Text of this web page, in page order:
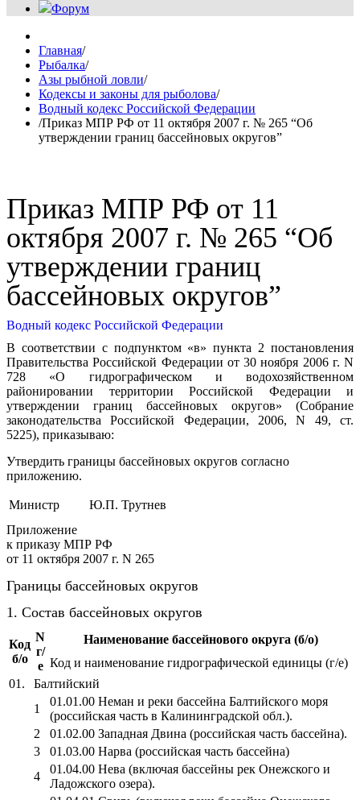
Форум
Главная/
Рыбалка/
Азы рыбной ловли/
Кодексы и законы для рыболова/
Водный кодекс Российской Федерации
/Приказ МПР РФ от 11 октября 2007 г. № 265 “Об
утверждении границ бассейновых округов”
Приказ МПР РФ от 11
октября 2007 г. № 265 “Об
утверждении границ
бассейновых округов”
Водный кодекс Российской Федерации
В соответствии с подпунктом «в» пункта 2 постановления
Правительства Российской Федерации от 30 ноября 2006 г. N
728 «О гидрографическом и водохозяйственном
районировании территории Российской Федерации и
утверждении границ бассейновых округов» (Собрание
законодательства Российской Федерации, 2006, N 49, ст.
5225), приказываю:
Утвердить границы бассейновых округов согласно
приложению.
Министр
Ю.П. Трутнев
Приложение
к приказу МПР РФ
от 11 октября 2007 г. N 265
Границы бассейновых округов
1. Состав бассейновых округов
Код
б/о
N
г/
е
Наименование бассейнового округа (б/о)
Код и наименование гидрографической единицы (г/е)
01.
Балтийский
1
01.01.00 Неман и реки бассейна Балтийского моря
(российская часть в Калининградской обл.).
2
01.02.00 Западная Двина (российская часть бассейна).
3
01.03.00 Нарва (российская часть бассейна)
4
01.04.00 Нева (включая бассейны рек Онежского и
Ладожского озера).